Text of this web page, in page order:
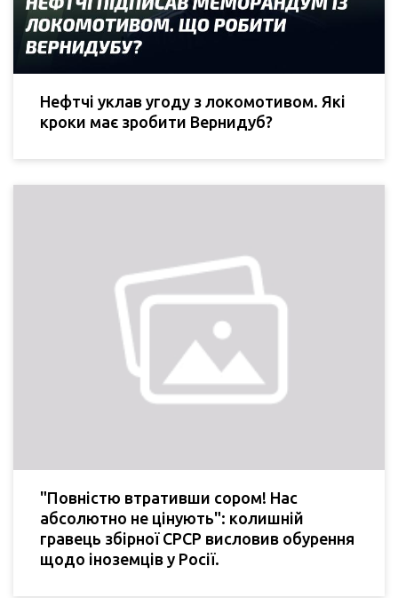
Нефтчі уклав угоду з локомотивом. Які
кроки має зробити Вернидуб?
"Повністю втративши сором! Нас
абсолютно не цінують": колишній
гравець збірної СРСР висловив обурення
щодо іноземців у Росії.